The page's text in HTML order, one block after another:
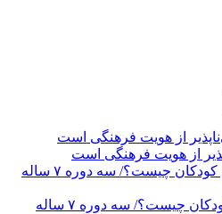
از هویت فرهنگی است
«تربیت صامت» در خصوص کودکان چیست؟/ سه دوره ۷ ساله